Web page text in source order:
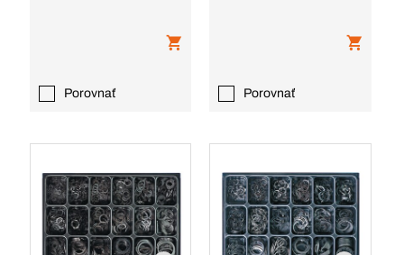
Porovnať Porovnať